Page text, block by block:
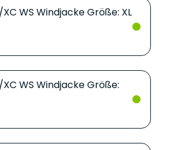
XC WS Windjacke Größe: XL
XC WS Windjacke Größe: